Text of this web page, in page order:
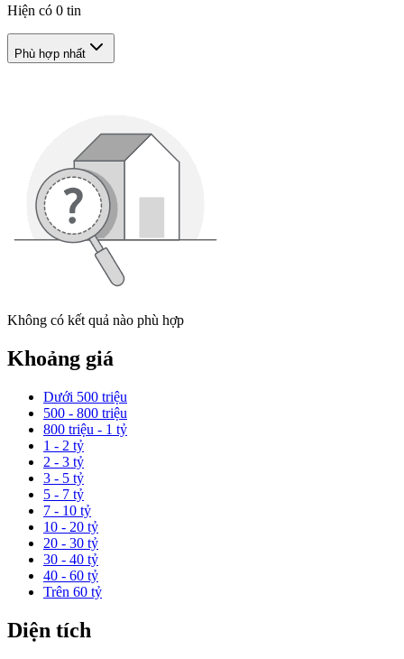
Hiện có 0 tin
Phù hợp nhất
Không có kết quả nào phù hợp
Khoảng giá
Dưới 500 triệu
500 - 800 triệu
800 triệu - 1 tỷ
1 - 2 tỷ
2 - 3 tỷ
3 - 5 tỷ
5 - 7 tỷ
7 - 10 tỷ
10 - 20 tỷ
20 - 30 tỷ
30 - 40 tỷ
40 - 60 tỷ
Trên 60 tỷ
Diện tích